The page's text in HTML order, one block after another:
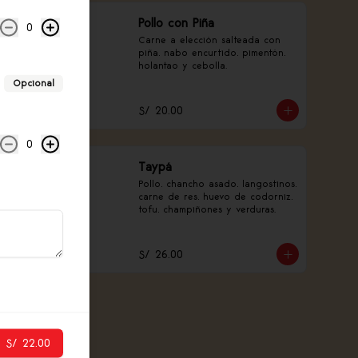
Pollo con Piña
Carne a elección salteada con
piña, nabo encurtido, pimentón,
holantao y cebolla.
S/ 20.00
Taypá
Pollo, chancho asado, langostinos,
carne de res, huevo de codorniz,
tofu, champiñones y verduras.
S/ 26.00
0
Opcional
0
S/ 22.00